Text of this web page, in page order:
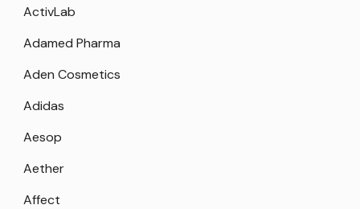
ActivLab
Adamed Pharma
Aden Cosmetics
Adidas
Aesop
Aether
Affect